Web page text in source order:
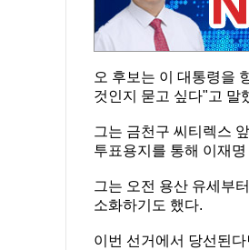
오 후보는 이 대통령을
것인지 묻고 싶다"고 말
그는 금천구 씨티렉스
투표용지를 통해 이재
그는 오전 용산 유세부
소화하기도 했다.
이번 선거에서 당선된